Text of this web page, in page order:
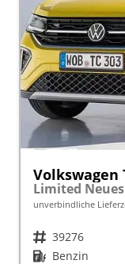
Volkswagen
unverbindliche
Fahrzeugnr. 39276
Kraftstoff Benzin